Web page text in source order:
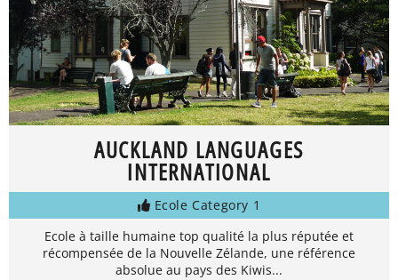
AUCKLAND LANGUAGES
INTERNATIONAL
Ecole Category 1
Ecole à taille humaine top qualité la plus réputée et
récompensée de la Nouvelle Zélande, une référence
absolue au pays des Kiwis...